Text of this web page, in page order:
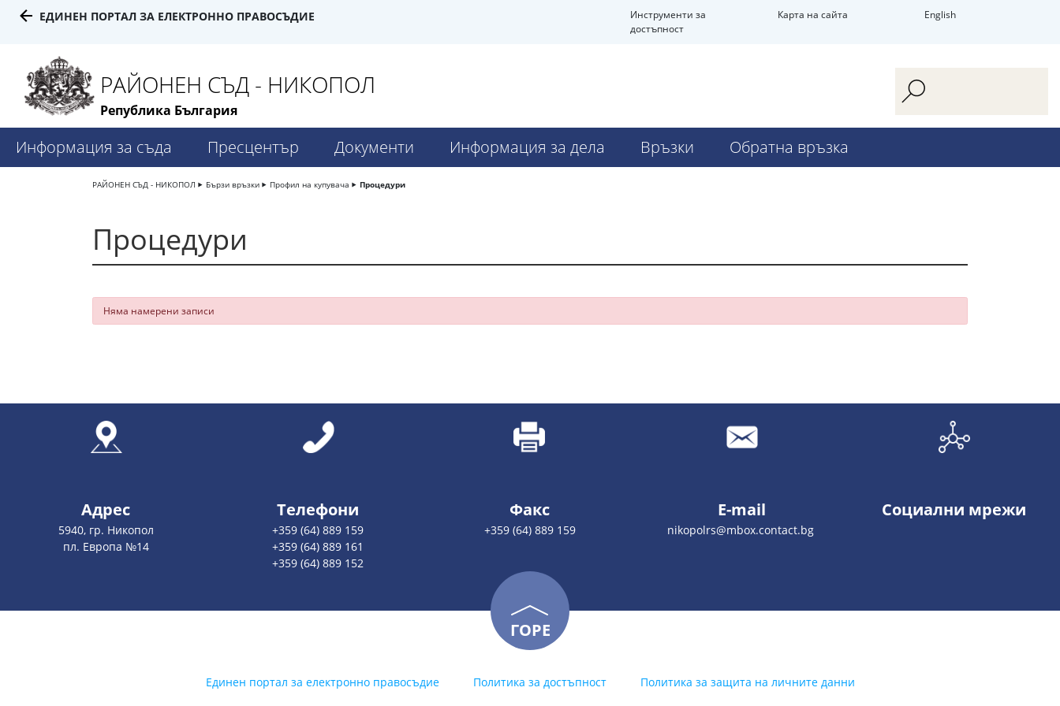
ЕДИНЕН ПОРТАЛ ЗА ЕЛЕКТРОННО ПРАВОСЪДИЕ
Инструменти за
достъпност
Карта на сайта English
РАЙОНЕН СЪД - НИКОПОЛ
Република България
Информация за съда Пресцентър Документи Информация за дела Връзки Обратна връзка
РАЙОНЕН СЪД - НИКОПОЛ Бързи връзки Профил на купувача Процедури
Процедури
Няма намерени записи
Адрес
5940, гр. Никопол
пл. Европа №14
Телефони
+359 (64) 889 159
+359 (64) 889 161
+359 (64) 889 152
Факс
+359 (64) 889 159
E-mail
nikopolrs@mbox.contact.bg
Социални мрежи
ГОРЕ
Единен портал за електронно правосъдие Политика за достъпност Политика за защита на личните данни